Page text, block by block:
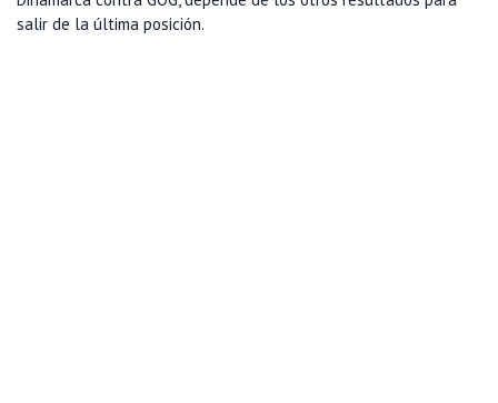
salir de la última posición.